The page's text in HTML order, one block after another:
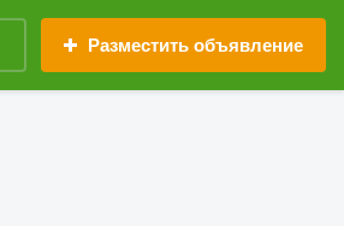
Разместить объявление